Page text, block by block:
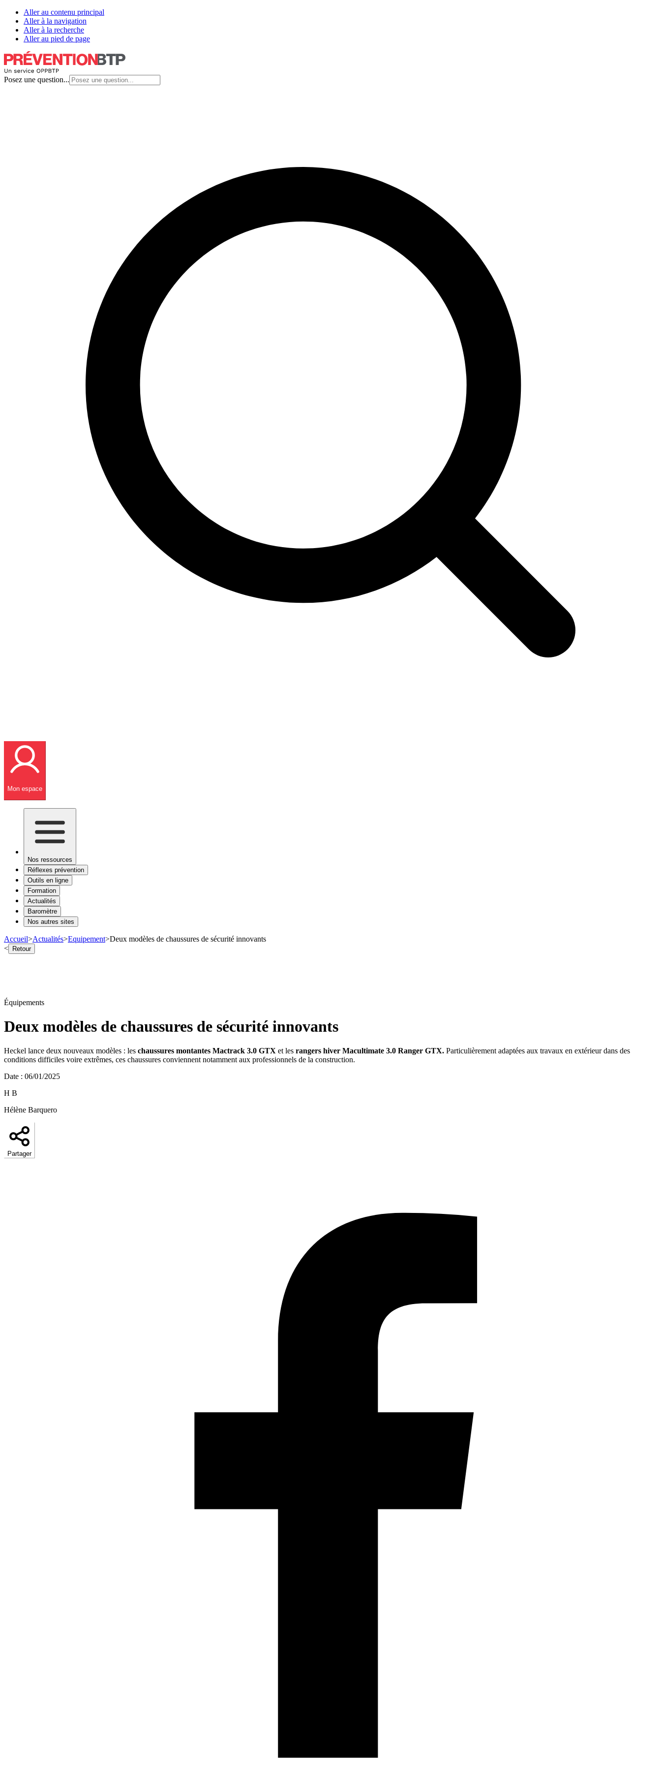
Aller au contenu principal
Aller à la navigation
Aller à la recherche
Aller au pied de page
Posez une question...
Mon espace
Nos ressources
Réflexes prévention
Outils en ligne
Formation
Actualités
Baromètre
Nos autres sites
Accueil>Actualités>Equipement>Deux modèles de chaussures de sécurité innovants
< Retour
Équipements
Deux modèles de chaussures de sécurité innovants
Heckel lance deux nouveaux modèles : les chaussures montantes Mactrack 3.0 GTX et les rangers hiver Macultimate 3.0 Ranger GTX. Particulièrement adaptées aux travaux en extérieur dans des
conditions difficiles voire extrêmes, ces chaussures conviennent notamment aux professionnels de la construction.
Date : 06/01/2025
H B
Hélène Barquero
Partager